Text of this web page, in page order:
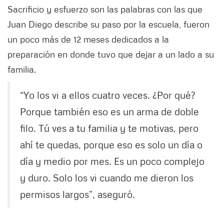
Sacrificio y esfuerzo son las palabras con las que
Juan Diego describe su paso por la escuela, fueron
un poco más de 12 meses dedicados a la
preparación en donde tuvo que dejar a un lado a su
familia.
“Yo los vi a ellos cuatro veces. ¿Por qué?
Porque también eso es un arma de doble
filo. Tú ves a tu familia y te motivas, pero
ahí te quedas, porque eso es solo un día o
día y medio por mes. Es un poco complejo
y duro. Solo los vi cuando me dieron los
permisos largos”, aseguró.